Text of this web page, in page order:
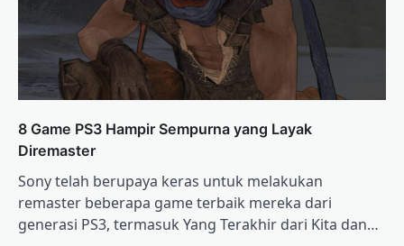
8 Game PS3 Hampir Sempurna yang Layak
Diremaster
Sony telah berupaya keras untuk melakukan
remaster beberapa game terbaik mereka dari
generasi PS3, termasuk Yang Terakhir dari Kita dan…